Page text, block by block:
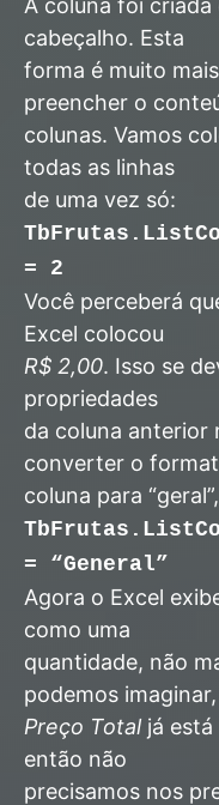
A coluna foi
cabeçalho. Esta
forma é muito
preencher o
colunas. Vamos
todas as linhas
de uma vez só:
= 2
Você perceberá
Excel colocou
R$ 2,00. Isso se
propriedades
da coluna anterior
converter o
coluna para
= “General”
Agora o Excel
como uma
quantidade, não
podemos
Preço Total já
então não
precisamos nos